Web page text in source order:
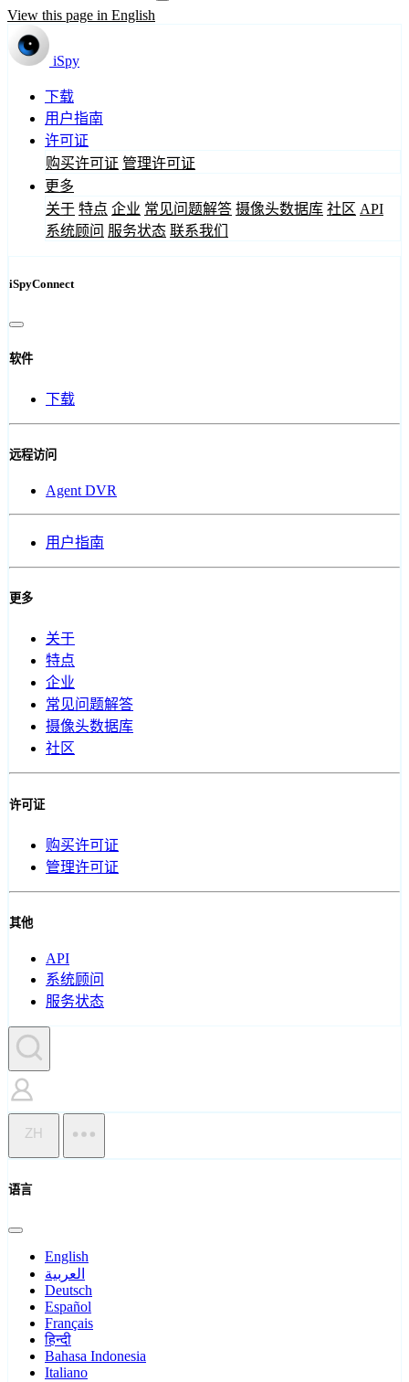
View this page in English
iSpy
下载
用户指南
许可证
购买许可证 管理许可证
更多
关于 特点 企业 常见问题解答 摄像头数据库 社区 API
系统顾问 服务状态 联系我们
iSpyConnect
软件
下载
远程访问
Agent DVR
用户指南
更多
关于
特点
企业
常见问题解答
摄像头数据库
社区
许可证
购买许可证
管理许可证
其他
API
系统顾问
服务状态
ZH
语言
English
العربية
Deutsch
Español
Français
हिन्दी
Bahasa Indonesia
Italiano